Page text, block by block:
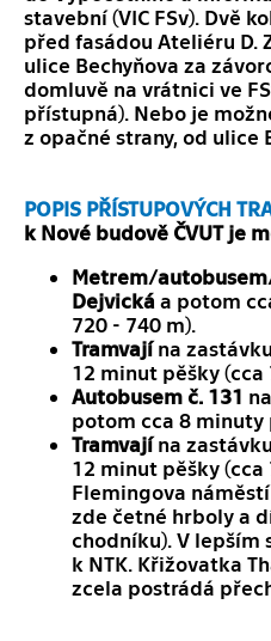
stavební (VIC FSv). Dvě
před fasádou Ateliéru D.
ulice Bechyňova za
domluvě na vrátnici ve
přístupná). Nebo je
z opačné strany, od ulice
POPIS PŘÍSTUPOVÝCH
k Nové budově ČVUT je
Metrem/
Dejvická a potom
720 - 740 m).
Tramvajína zastávku
12 minut pěšky (cca
Autobusem č. 131
potom cca 8 minuty
Tramvajína zastávku
12 minut pěšky (cca
Flemingova
zde četné hrboly a
chodníku). V lepším
k NTK. Křižovatka
zcela postrádá